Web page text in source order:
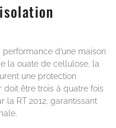
performance d’une maison
la ouate de cellulose, la
une protection
doit être trois à quatre fois
RT 2012, garantissant